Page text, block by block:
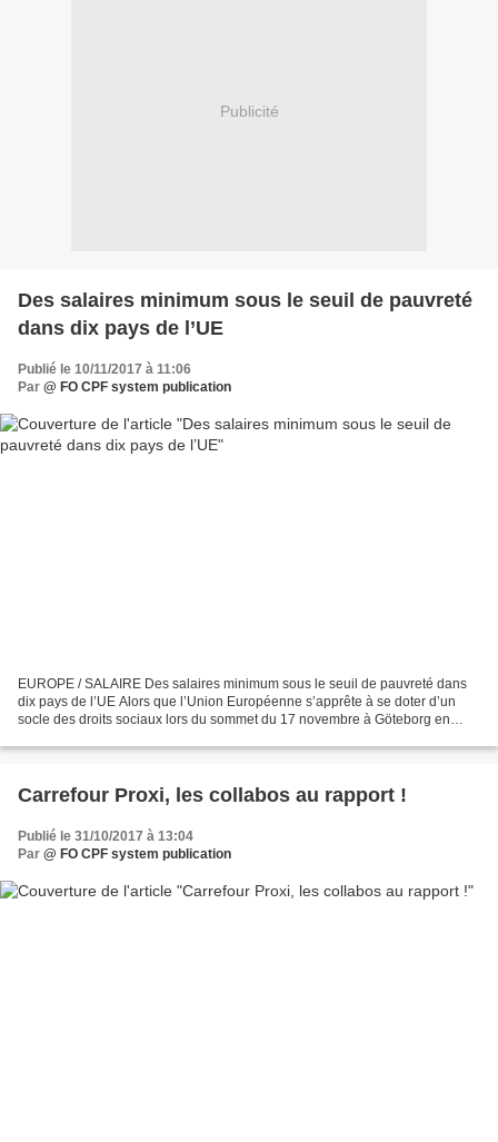
Publicité
Des salaires minimum sous le seuil de pauvreté
dans dix pays de l’UE
Publié le 10/11/2017 à 11:06
Par @ FO CPF system publication
EUROPE / SALAIRE Des salaires minimum sous le seuil de pauvreté dans
dix pays de l’UE Alors que l’Union Européenne s’apprête à se doter d’un
socle des droits sociaux lors du sommet du 17 novembre à Göteborg en
Carrefour Proxi, les collabos au rapport !
Publié le 31/10/2017 à 13:04
Par @ FO CPF system publication